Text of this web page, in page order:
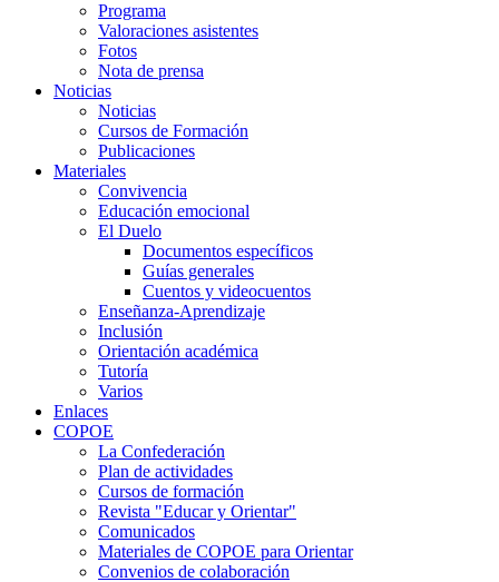
Programa
Valoraciones asistentes
Fotos
Nota de prensa
Noticias
Noticias
Cursos de Formación
Publicaciones
Materiales
Convivencia
Educación emocional
El Duelo
Documentos específicos
Guías generales
Cuentos y videocuentos
Enseñanza-Aprendizaje
Inclusión
Orientación académica
Tutoría
Varios
Enlaces
COPOE
La Confederación
Plan de actividades
Cursos de formación
Revista "Educar y Orientar"
Comunicados
Materiales de COPOE para Orientar
Convenios de colaboración